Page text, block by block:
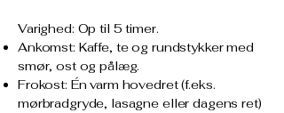
Varighed: Op til 5 timer.
Ankomst: Kaffe, te og rundstykker med
smør, ost og pålæg.
Frokost: Én varm hovedret (f.eks.
mørbradgryde, lasagne eller dagens ret)